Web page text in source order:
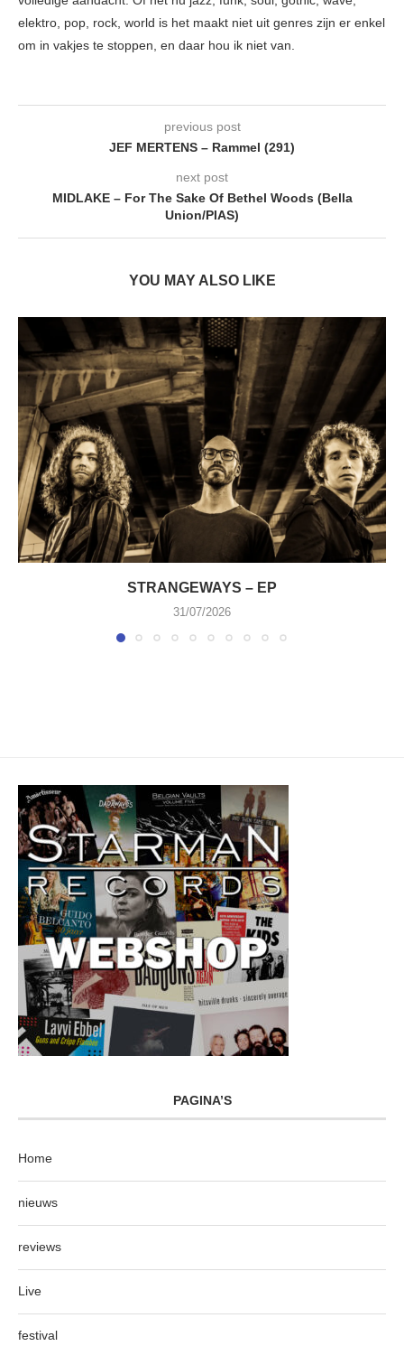
elektro, pop, rock, world is het maakt niet uit genres zijn er enkel
om in vakjes te stoppen, en daar hou ik niet van.
previous post
JEF MERTENS – Rammel (291)
next post
MIDLAKE – For The Sake Of Bethel Woods (Bella
Union/PIAS)
YOU MAY ALSO LIKE
STRANGEWAYS – EP
31/07/2026
PAGINA’S
Home
nieuws
reviews
Live
festival